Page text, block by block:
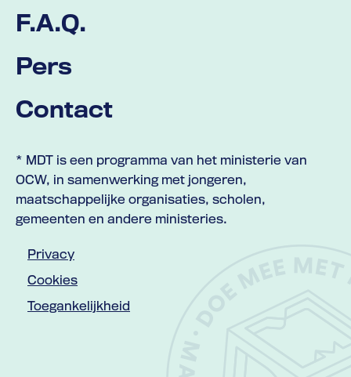
F.A.Q.
Pers
Contact
* MDT is een programma van het ministerie van
OCW, in samenwerking met jongeren,
maatschappelijke organisaties, scholen,
gemeenten en andere ministeries.
Privacy
Cookies
Toegankelijkheid